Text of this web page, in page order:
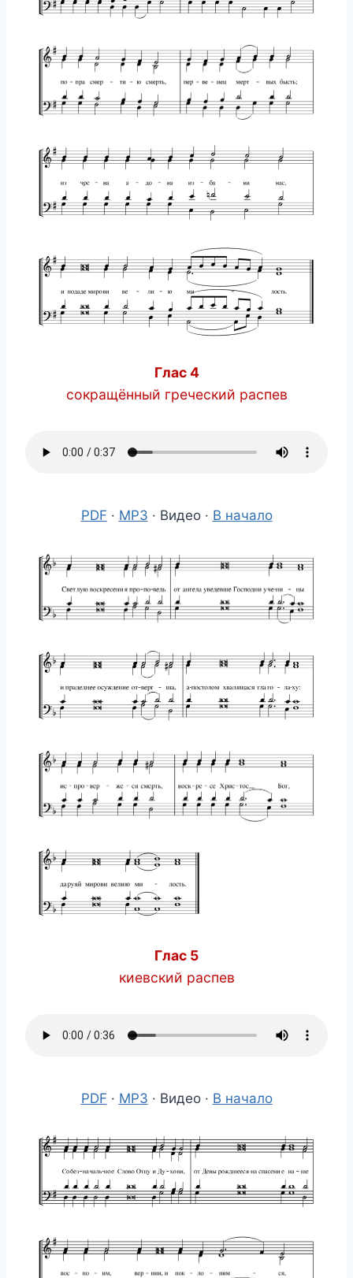
Глас 4
сокращённый греческий распев
PDF · MP3 · Видео · В начало
Глас 5
киевский распев
PDF · MP3 · Видео · В начало